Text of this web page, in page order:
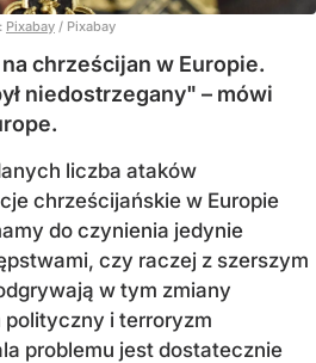
Pixabay / Pixabay
chrześcijan w Europie.
niedostrzegany" – mówi
liczba ataków
chrześcijańskie w Europie
do czynienia jedynie
czy raczej z szerszym
w tym zmiany
polityczny i terroryzm
problemu jest dostatecznie